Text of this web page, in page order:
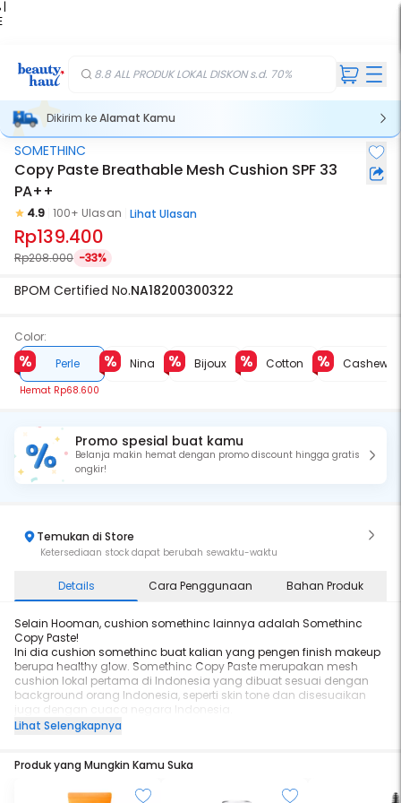
|
8.8 ALL PRODUK LOKAL DISKON s.d. 70%
Dikirim keAlamat Kamu
SOMETHINC
Copy Paste Breathable Mesh Cushion SPF 33
PA++
4.9 100+ Ulasan Lihat Ulasan
Rp139.400
Rp208.000 -33%
BPOM Certified No.NA18200300322
Color:
Perle
Hemat Rp68.600
Nina Bijoux Cotton Cashew
Promo spesial buat kamu
Belanja makin hemat dengan promo discount hingga gratis
ongkir!
Temukan di Store
Ketersediaan stock dapat berubah sewaktu-waktu
Details Cara Penggunaan Bahan Produk
Selain Hooman, cushion somethinc lainnya adalah Somethinc
Copy Paste!
Ini dia cushion somethinc buat kalian yang pengen finish makeup
berupa healthy glow. Somethinc Copy Paste merupakan mesh
cushion lokal pertama di Indonesia yang dibuat sesuai dengan
background orang Indonesia, seperti skin tone dan disesuaikan
juga dengan cuaca negara Indonesia.
Cushion Somethinc Copy Paste ini mengusung Breathable
dengan coverage medium, gampang di-build dan ringan, ini dia
Somethinc cushion ini memiliki 8 shades, ini dia rinciannya:
Lihat Selengkapnya
Produk yang Mungkin Kamu Suka